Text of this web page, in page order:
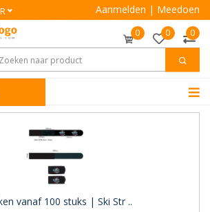
Aanmelden | Meedoen
0 0 0
vanaf 100 stuks | Ski Str ..